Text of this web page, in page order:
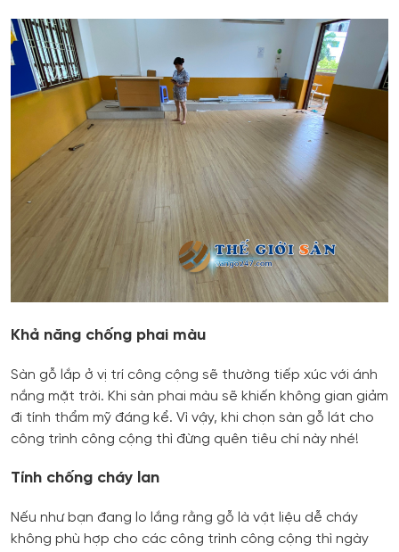
Khả năng chống phai màu
Sàn gỗ lắp ở vị trí công cộng sẽ thường tiếp xúc với ánh
nắng mặt trời. Khi sàn phai màu sẽ khiến không gian giảm
đi tính thẩm mỹ đáng kể. Vì vậy, khi chọn sàn gỗ lát cho
công trình công cộng thì đừng quên tiêu chí này nhé!
Tính chống cháy lan
Nếu như bạn đang lo lắng rằng gỗ là vật liệu dễ cháy
không phù hợp cho các công trình công cộng thì ngày